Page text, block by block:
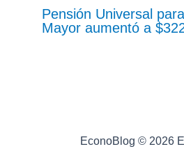
Pensión Universal
Mayor aumentó a
EconoBlog © 2026